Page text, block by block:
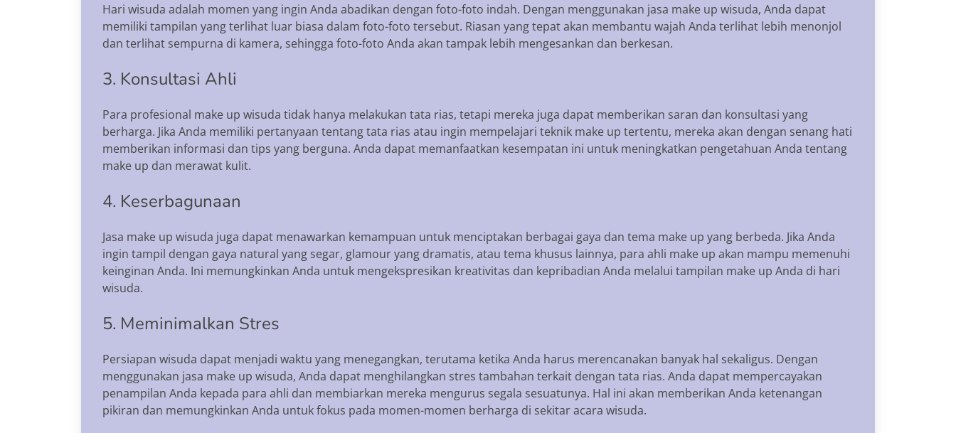
Hari wisuda adalah momen yang ingin Anda abadikan dengan foto-foto indah. Dengan menggunakan jasa make up wisuda, Anda dapat
memiliki tampilan yang terlihat luar biasa dalam foto-foto tersebut. Riasan yang tepat akan membantu wajah Anda terlihat lebih menonjol
dan terlihat sempurna di kamera, sehingga foto-foto Anda akan tampak lebih mengesankan dan berkesan.
3. Konsultasi Ahli
Para profesional make up wisuda tidak hanya melakukan tata rias, tetapi mereka juga dapat memberikan saran dan konsultasi yang
berharga. Jika Anda memiliki pertanyaan tentang tata rias atau ingin mempelajari teknik make up tertentu, mereka akan dengan senang hati
memberikan informasi dan tips yang berguna. Anda dapat memanfaatkan kesempatan ini untuk meningkatkan pengetahuan Anda tentang
make up dan merawat kulit.
4. Keserbagunaan
Jasa make up wisuda juga dapat menawarkan kemampuan untuk menciptakan berbagai gaya dan tema make up yang berbeda. Jika Anda
ingin tampil dengan gaya natural yang segar, glamour yang dramatis, atau tema khusus lainnya, para ahli make up akan mampu memenuhi
keinginan Anda. Ini memungkinkan Anda untuk mengekspresikan kreativitas dan kepribadian Anda melalui tampilan make up Anda di hari
wisuda.
5. Meminimalkan Stres
Persiapan wisuda dapat menjadi waktu yang menegangkan, terutama ketika Anda harus merencanakan banyak hal sekaligus. Dengan
menggunakan jasa make up wisuda, Anda dapat menghilangkan stres tambahan terkait dengan tata rias. Anda dapat mempercayakan
penampilan Anda kepada para ahli dan membiarkan mereka mengurus segala sesuatunya. Hal ini akan memberikan Anda ketenangan
pikiran dan memungkinkan Anda untuk fokus pada momen-momen berharga di sekitar acara wisuda.